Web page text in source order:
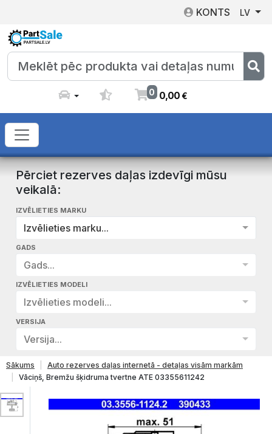
KONTS LV
0 0,00€
Pērciet rezerves daļas izdevīgi mūsu
veikalā:
IZVĒLIETIES MARKU
Izvēlieties marku...
GADS
Gads...
IZVĒLIETIES MODELI
Izvēlieties modeli...
VERSIJA
Versija...
Sākums
Auto rezerves daļas internetā - detaļas visām markām
Vāciņš, Bremžu šķidruma tvertne ATE 03355611242